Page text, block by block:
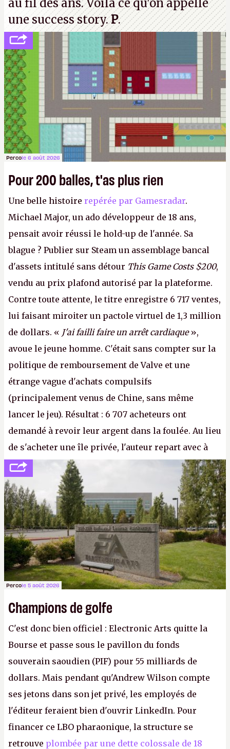
au fil des ans. Voilà ce qu'on appelle
une success story.P.
Percole 6 août 2026
Pour 200 balles, t'as plus rien
Une belle histoire repérée par Gamesradar.
Michael Major, un ado développeur de 18 ans,
pensait avoir réussi le hold-up de l'année. Sa
blague ? Publier sur Steam un assemblage bancal
d'assets intitulé sans détour This Game Costs $200,
vendu au prix plafond autorisé par la plateforme.
Contre toute attente, le titre enregistre 6 717 ventes,
lui faisant miroiter un pactole virtuel de 1,3 million
de dollars. « J'ai failli faire un arrêt cardiaque»,
avoue le jeune homme. C'était sans compter sur la
politique de remboursement de Valve et une
étrange vague d'achats compulsifs
(principalement venus de Chine, sans même
lancer le jeu). Résultat : 6 707 acheteurs ont
demandé à revoir leur argent dans la foulée. Au lieu
de s'acheter une île privée, l'auteur repart avec à
peine 2 000 dollars en poche. C'est toujours plus
cher payé que le temps passé à dev, mais ça
apprendra aux petits malins qu'on ne braque pas
Gabe Newell aussi facilement.P.
Percole 5 août 2026
Champions de golfe
C'est donc bien officiel : Electronic Arts quitte la
Bourse et passe sous le pavillon du fonds
souverain saoudien (PIF) pour 55 milliards de
dollars. Mais pendant qu'Andrew Wilson compte
ses jetons dans son jet privé, les employés de
l'éditeur feraient bien d'ouvrir LinkedIn. Pour
financer ce LBO pharaonique, la structure se
retrouve plombée par une dette colossale de 18